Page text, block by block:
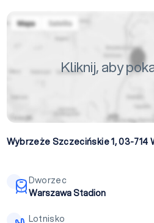
Kliknij, aby
Wybrzeże Szczecińskie 1, 03-714
Dworzec
Warszawa Stadion
Lotnisko